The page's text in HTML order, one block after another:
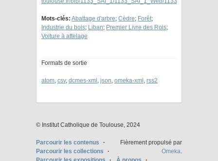
Mots-clés: Abattage d'arbre; Cèdre; Forêt;
Industrie du bois; Liban; Premier Livre des Rois;
Voiture à attelage
Formats de sortie
atom, csv, dcmes-xml , json, omeka-xml , rss2
© Institut Catholique de Toulouse, 2024
Parcourir les contenus
Parcourir les collections
Fièrement propulsé par
Omeka.